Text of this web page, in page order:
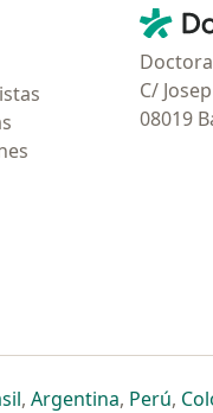
Doctoralia
C/
08019
pestaña
nueva pestaña
en una nueva
se abre en una nueva
, Argentinase abre
, Perúse
,